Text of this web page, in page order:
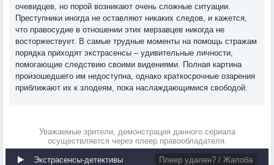
очевидцев, но порой возникают очень сложные ситуации.
Преступники иногда не оставляют никаких следов, и кажется,
что правосудие в отношении этих мерзавцев никогда не
восторжествует. В самые трудные моменты на помощь стражам
порядка приходят экстрасенсы – удивительные личности,
помогающие следствию своими видениями. Полная картина
произошедшего им недоступна, однако краткосрочные озарения
приближают их к злодеям, пока наслаждающимися свободой.
Уважаемые зрители, демонстрация данного сериала
осуществляется через плеер правообладателя.
Экстрасенсы-детективы Плеер удален? / Жалоба